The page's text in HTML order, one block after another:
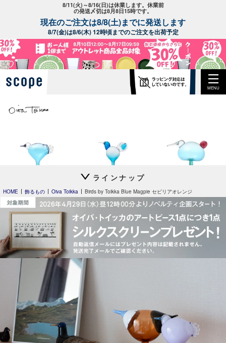
8/11(火)～8/16(日)は休業します。休業前
の発送〆切は8月8日15時です。
現在のご注文は8/8(土)までに発送します
8/7(金)は8/6(木) 12時頃までのご注文を出荷予定
MENU
ー
Anoターコイズ
Annual Bird 2026
Lakla セビリアオレンジ
Oriol ライトライラック
Annual Bird 2022
Crake copper
ラインナップ
HOME 飾るもの Oiva Toikka Birds by Toikka Blue Magpie セビリアオレンジ